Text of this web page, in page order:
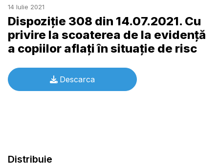
14 Iulie 2021
Dispoziție 308 din 14.07.2021. Cu
privire la scoaterea de la evidenţă
a copiilor aflaţi în situaţie de risc
Descarca
Distribuie